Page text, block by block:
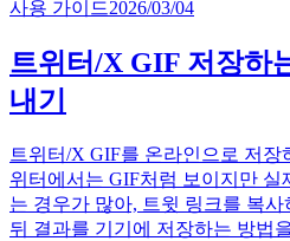
사용 가이드2026/03/04
트위터/X GIF 저장하
내기
트위터/X GIF를 온라인으로 저장
위터에서는 GIF처럼 보이지만 실
는 경우가 많아, 트윗 링크를 복
뒤 결과를 기기에 저장하는 방법